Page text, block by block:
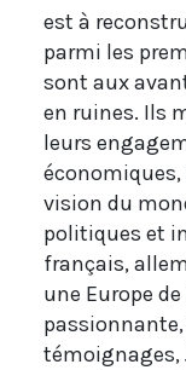
est à
parmi les
sont aux
en ruines. Ils
leurs
vision du
politiques et
français,
une Europe
témoignages,